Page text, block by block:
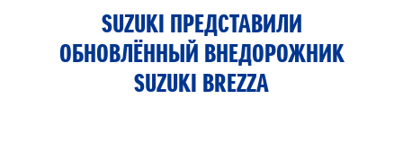
SUZUKI ПРЕДСТАВИЛИ
ОБНОВЛЁННЫЙ ВНЕДОРОЖНИК
SUZUKI BREZZA